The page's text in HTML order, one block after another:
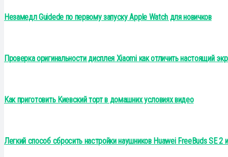
Незамедл Guidede по первому запуску Apple Watch для новичков
Проверка оригинальности дисплея Xiaomi как отличить настоящий
Как приготовить Киевский торт в домашних условиях видео
Легкий способ сбросить настройки наушников Huawei FreeBuds SE 2